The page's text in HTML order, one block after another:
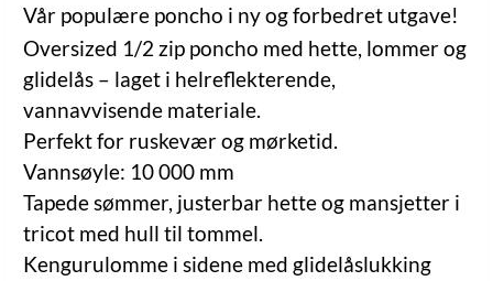
Vår populære poncho i ny og forbedret utgave!
Oversized 1/2 zip poncho med hette, lommer og
glidelås – laget i helreflekterende,
vannavvisende materiale.
Perfekt for ruskevær og mørketid.
Vannsøyle: 10 000 mm
Tapede sømmer, justerbar hette og mansjetter i
tricot med hull til tommel.
Kengurulomme i sidene med glidelåslukking